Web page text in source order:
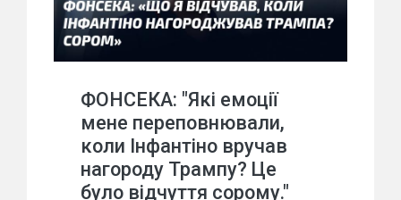
ФОНСЕКА: "Які емоції
мене переповнювали,
коли Інфантіно вручав
нагороду Трампу? Це
було відчуття сорому."